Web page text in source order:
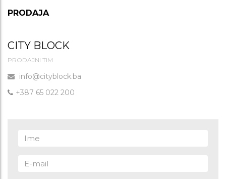
PRODAJA
CITY BLOCK
PRODAJNI TIM
info@cityblock.ba
+387 65 022 200